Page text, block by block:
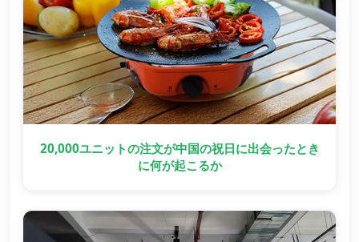
20,000ユニットの注文が中国の祝日に出会ったとき
に何が起こるか